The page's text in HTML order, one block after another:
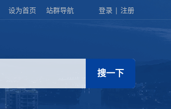
设为首页 站群导航 登录 | 注册